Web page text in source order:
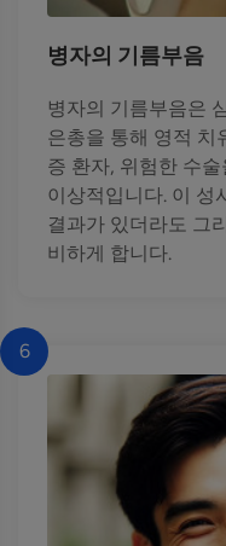
병자의 기름부음
병자의 기름부음은
은총을 통해 영적 치
증 환자, 위험한 수
이상적입니다. 이 성
결과가 있더라도 그
비하게 합니다.
6